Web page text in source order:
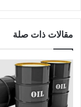
مقالات ذات صلة